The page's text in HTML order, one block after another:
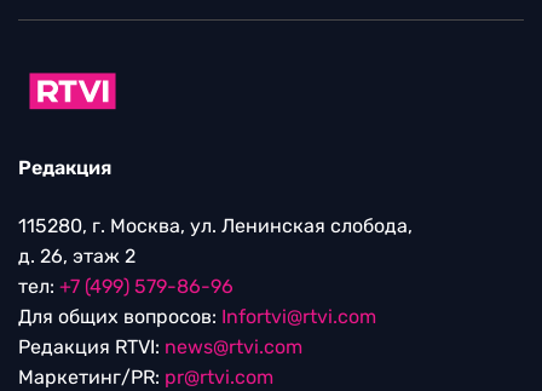
Редакция
115280, г. Москва, ул. Ленинская слобода,
д. 26, этаж 2
тел: +7 (499) 579-86-96
Для общих вопросов: Infortvi@rtvi.com
Редакция RTVI: news@rtvi.com
Маркетинг/PR: pr@rtvi.com